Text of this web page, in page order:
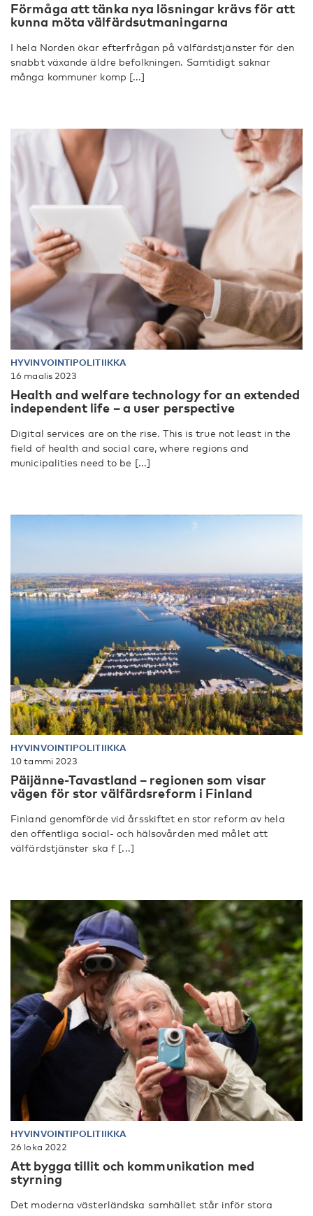
Förmåga att tänka nya lösningar krävs för att
kunna möta välfärdsutmaningarna
I hela Norden ökar efterfrågan på välfärdstjänster för den
snabbt växande äldre befolkningen. Samtidigt saknar
många kommuner komp [...]
HYVINVOINTIPOLITIIKKA
16 maalis 2023
Health and welfare technology for an extended
independent life – a user perspective
Digital services are on the rise. This is true not least in the
field of health and social care, where regions and
municipalities need to be [...]
HYVINVOINTIPOLITIIKKA
10 tammi 2023
Päijänne-Tavastland – regionen som visar
vägen för stor välfärdsreform i Finland
Finland genomförde vid årsskiftet en stor reform av hela
den offentliga social- och hälsovården med målet att
välfärdstjänster ska f [...]
HYVINVOINTIPOLITIIKKA
26 loka 2022
Att bygga tillit och kommunikation med
styrning
Det moderna västerländska samhället står inför stora